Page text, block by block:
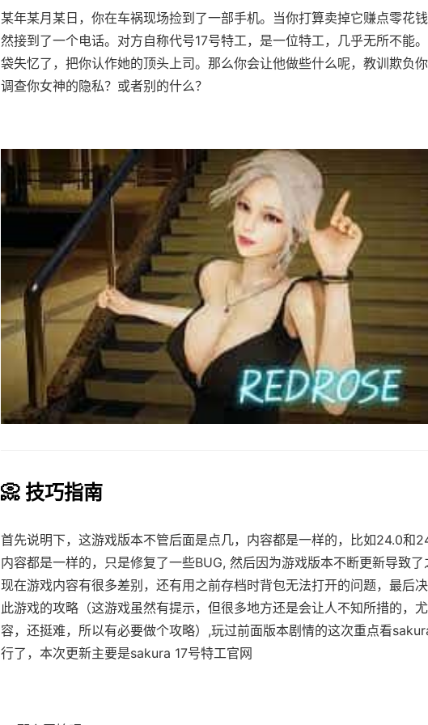
某年某月某日，你在车祸现场捡到了一部手机。当你打算卖掉它赚点零花
然接到了一个电话。对方自称代号17号特工，是一位特工，几乎无所不能
袋失忆了，把你认作她的顶头上司。那么你会让他做些什么呢，教训欺负
调查你女神的隐私？或者别的什么？
📀 技巧指南
首先说明下，这游戏版本不管后面是点几，内容都是一样的，比如24.0和
内容都是一样的，只是修复了一些BUG, 然后因为游戏版本不断更新导致
现在游戏内容有很多差别，还有用之前存档时背包无法打开的问题，最后
此游戏的攻略（这游戏虽然有提示，但很多地方还是会让人不知所措的，
容，还挺难，所以有必要做个攻略）,玩过前面版本剧情的这次重点看
行了，本次更新主要是sakura 17号特工官网